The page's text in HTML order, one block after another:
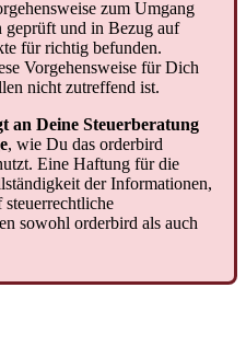
zum Umgang
geprüft und in Bezug auf
für richtig befunden.
Vorgehensweise für Dich
nicht zutreffend ist.
an Deine Steuerberatung
, wie Du das orderbird
. Eine Haftung für die
ändigkeit der Informationen,
steuerrechtliche
en sowohl orderbird als auch